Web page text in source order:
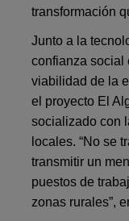
transformación
Junto a la
confianza social
viabilidad de la
el proyecto El
socializado con
locales. “No se
transmitir un
puestos de
zonas rurales”,